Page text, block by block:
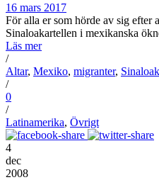
16 mars 2017
För alla er som hörde av sig efter
Sinaloakartellen i mexikanska
Läs mer
/
Altar, Mexiko, migranter,
/
0
/
Latinamerika, Övrigt
4
dec
2008